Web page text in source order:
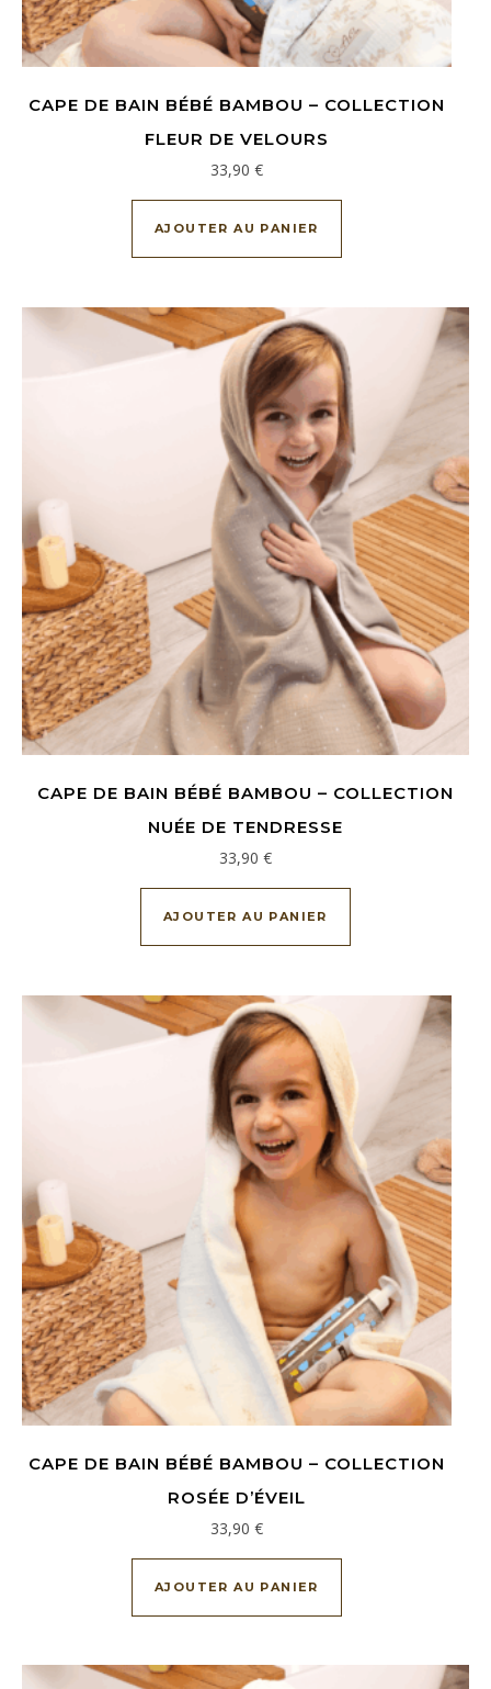
CAPE DE BAIN BÉBÉ BAMBOU – COLLECTION
FLEUR DE VELOURS
33,90 €
AJOUTER AU PANIER
CAPE DE BAIN BÉBÉ BAMBOU – COLLECTION
NUÉE DE TENDRESSE
33,90 €
AJOUTER AU PANIER
CAPE DE BAIN BÉBÉ BAMBOU – COLLECTION
ROSÉE D’ÉVEIL
33,90 €
AJOUTER AU PANIER